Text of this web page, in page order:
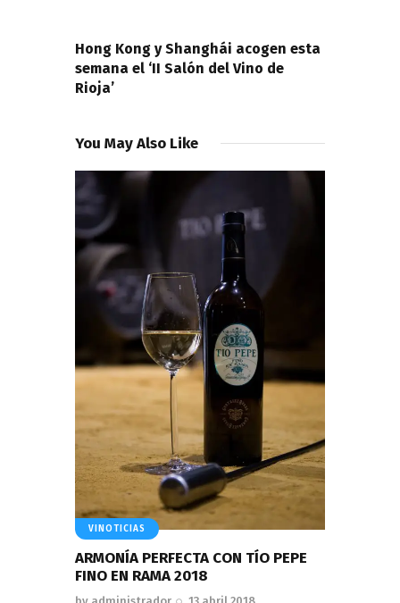
Hong Kong y Shanghái acogen esta
semana el ‘II Salón del Vino de
Rioja’
You May Also Like
VINOTICIAS
ARMONÍA PERFECTA CON TÍO PEPE
FINO EN RAMA 2018